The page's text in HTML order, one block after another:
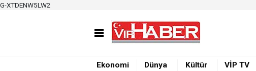
G-XTDENW5LW2
Ekonomi Dünya Kültür VİP TV
12:39 - Büyükşehirden üreticiye 168